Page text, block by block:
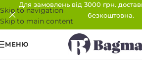
Skip to navigation
Skip to main content
Для замовлень від 3000 грн.
безкоштовна.
МЕНЮ